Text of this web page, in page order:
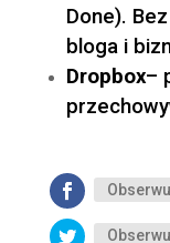
Done).
bloga i
Dropbox–